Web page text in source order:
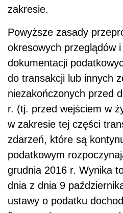
zakresie.
Powyższe zasady
okresowych przeglądów
dokumentacji
do transakcji lub innych
niezakończonych przed
r. (tj. przed wejściem w
w zakresie tej części
zdarzeń, które są
podatkowym
grudnia 2016 r. Wynika
dnia z dnia 9
ustawy o podatku